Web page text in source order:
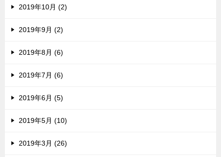
2019年10月 (2)
2019年9月 (2)
2019年8月 (6)
2019年7月 (6)
2019年6月 (5)
2019年5月 (10)
2019年3月 (26)